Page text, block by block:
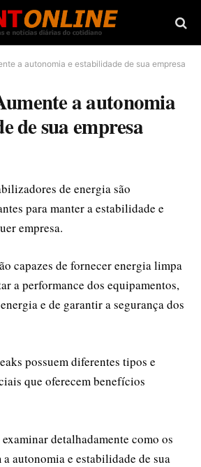
a autonomia e estabilidade de sua empresa
a autonomia
de sua empresa
de energia são
para manter a estabilidade e
empresa.
capazes de fornecer energia limpa
a performance dos equipamentos,
e de garantir a segurança dos
possuem diferentes tipos e
que oferecem benefícios
detalhadamente como os
autonomia e estabilidade de sua